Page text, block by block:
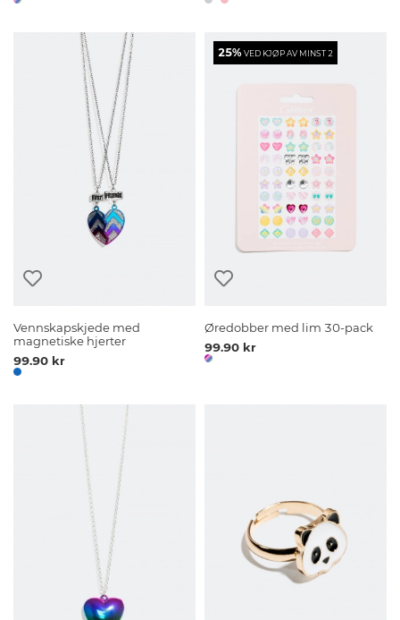
Vennskapskjede med
magnetiske hjerter
99.90 kr
25%VED KJØP AV MINST 2
Øredobber med lim 30-pack
99.90 kr